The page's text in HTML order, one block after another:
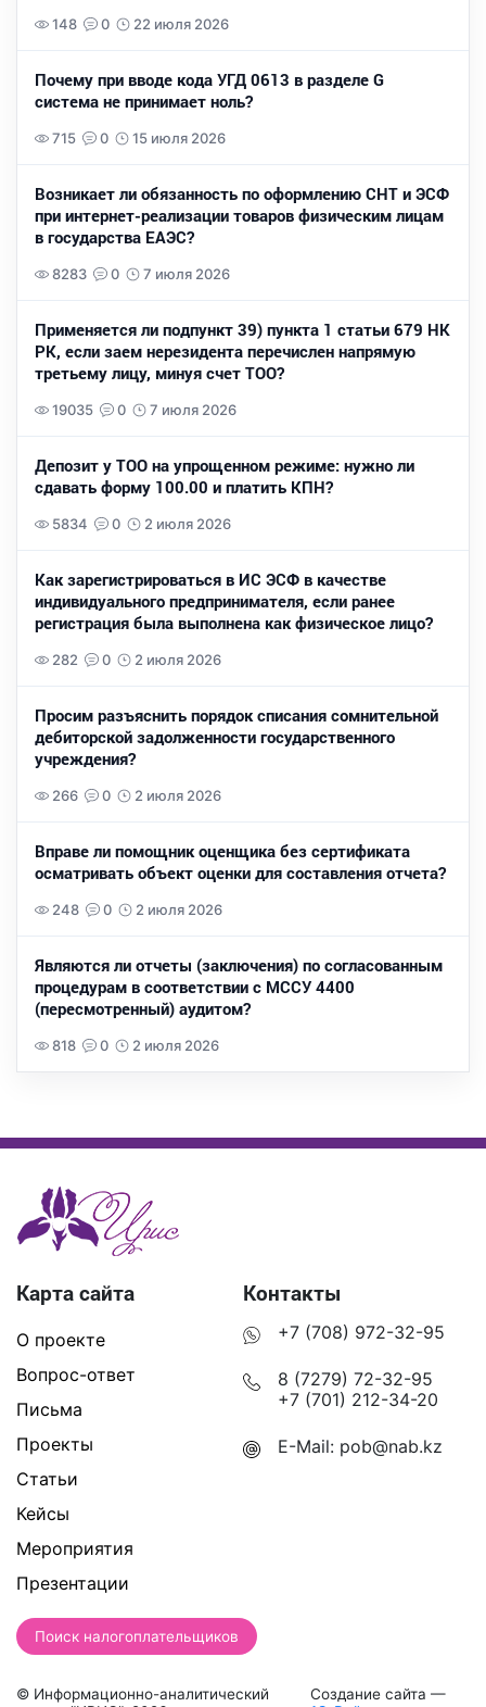
148 0 22 июля 2026
Почему при вводе кода УГД 0613 в разделе G
система не принимает ноль?
715 0 15 июля 2026
Возникает ли обязанность по оформлению СНТ и ЭСФ
при интернет-реализации товаров физическим лицам
в государства ЕАЭС?
8283 0 7 июля 2026
Применяется ли подпункт 39) пункта 1 статьи 679 НК
РК, если заем нерезидента перечислен напрямую
третьему лицу, минуя счет ТОО?
19035 0 7 июля 2026
Депозит у ТОО на упрощенном режиме: нужно ли
сдавать форму 100.00 и платить КПН?
5834 0 2 июля 2026
Как зарегистрироваться в ИС ЭСФ в качестве
индивидуального предпринимателя, если ранее
регистрация была выполнена как физическое лицо?
282 0 2 июля 2026
Просим разъяснить порядок списания сомнительной
дебиторской задолженности государственного
учреждения?
266 0 2 июля 2026
Вправе ли помощник оценщика без сертификата
осматривать объект оценки для составления отчета?
248 0 2 июля 2026
Являются ли отчеты (заключения) по согласованным
процедурам в соответствии с МССУ 4400
(пересмотренный) аудитом?
818 0 2 июля 2026
Карта сайта
О проекте
Вопрос-ответ
Письма
Проекты
Статьи
Кейсы
Мероприятия
Презентации
Контакты
+7 (708) 972-32-95
8 (7279) 72-32-95
+7 (701) 212-34-20
E-Mail: pob@nab.kz
Поиск налогоплательщиков
© Информационно-аналитический
Создание сайта —